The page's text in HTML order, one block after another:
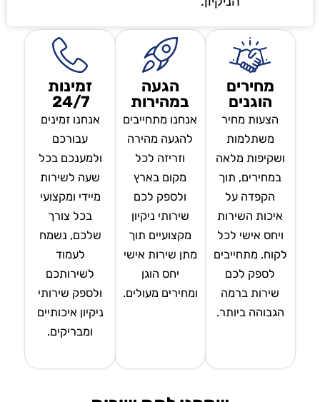
מחירים
הוגנים
הצעות מחיר
משתלמות
ושקיפות מלאה
במחירים, תוך
הקפדה על
איכות השירות
ויחס אישי לכל
לקוח. מתחייבים
לספק לכם
שירות ברמה
הגבוהה ביותר.
הגעה
במהירות
אנחנו מתחייבים
להגעה מהירה
וזריזה לכל
מקום בארץ
ולספק לכם
שירותי ניקיון
מקצועיים תוך
מתן שירות אישי
יחס הוגן
ומחירים מעולים.
זמינות
24/7
אנחנו זמינים
עבורכם
ולמענכם בכל
שעה לשירות
מיידי ומקצועי
בכל צורך
שלכם, נשמח
לעמוד
לשירותכם
ולספק שירותי
ניקיון איכותיים
ומבריקים.